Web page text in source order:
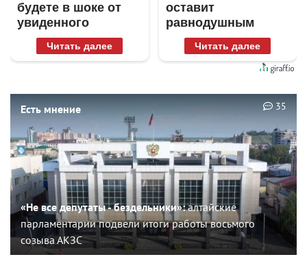
будете в шоке от
увиденного
Читать далее
оставит
равнодушным
Читать далее
Есть мнение
«Не все депутаты - бездельники»:алтайские
парламентарии подвели итоги работы восьмого
созыва АКЗС
35